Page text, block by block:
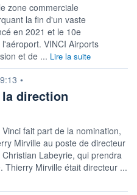
zone commerciale
la fin d'un vaste
en 2021 et le 10e
VINCI Airports
et de ... Lire la suite
•
direction
fait part de la nomination,
Mirville au poste de directeur
Labeyrie, qui prendra
Thierry Mirville était directeur ...